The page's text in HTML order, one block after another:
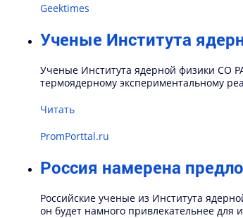
Geektimes
Ученые Института
Ученые Института ядерной физики СО
термоядерному экспериментальному
Читать
PromPorttal.ru
Россия намерена
Российские ученые из Института
он будет намного привлекательнее